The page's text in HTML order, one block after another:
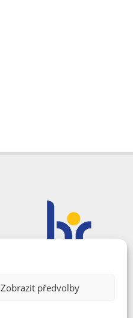
Zobrazit předvolby